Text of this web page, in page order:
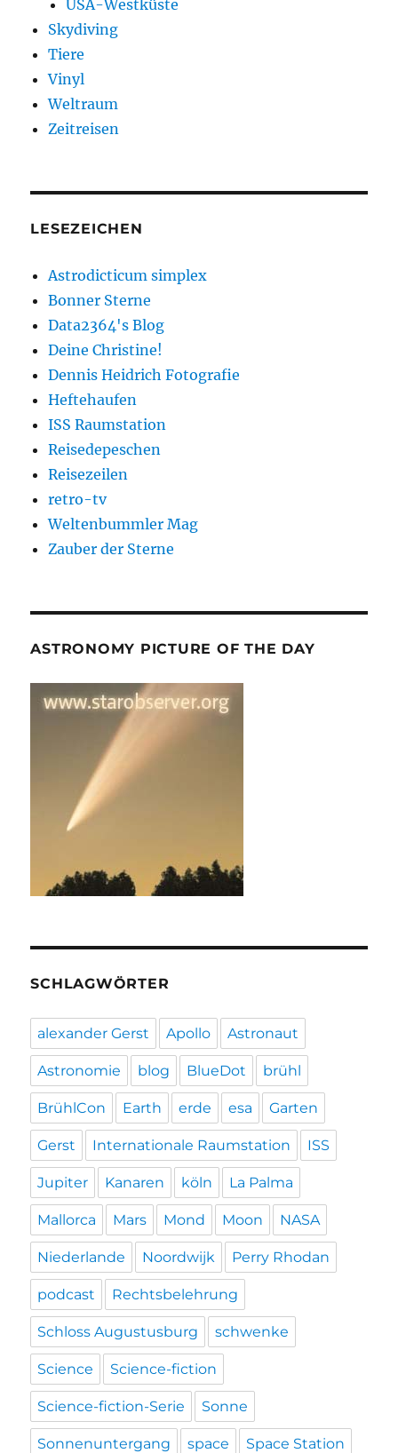
USA-Westküste
Skydiving
Tiere
Vinyl
Weltraum
Zeitreisen
LESEZEICHEN
Astrodicticum simplex
Bonner Sterne
Data2364's Blog
Deine Christine!
Dennis Heidrich Fotografie
Heftehaufen
ISS Raumstation
Reisedepeschen
Reisezeilen
retro-tv
Weltenbummler Mag
Zauber der Sterne
ASTRONOMY PICTURE OF THE DAY
SCHLAGWÖRTER
alexander Gerst Apollo Astronaut
Astronomie blog BlueDot brühl
BrühlCon Earth erde esa Garten
Gerst Internationale Raumstation ISS
Jupiter Kanaren köln La Palma
Mallorca Mars Mond Moon NASA
Niederlande Noordwijk Perry Rhodan
podcast Rechtsbelehrung
Schloss Augustusburg schwenke
Science Science-fiction
Science-fiction-Serie Sonne
Sonnenuntergang space Space Station